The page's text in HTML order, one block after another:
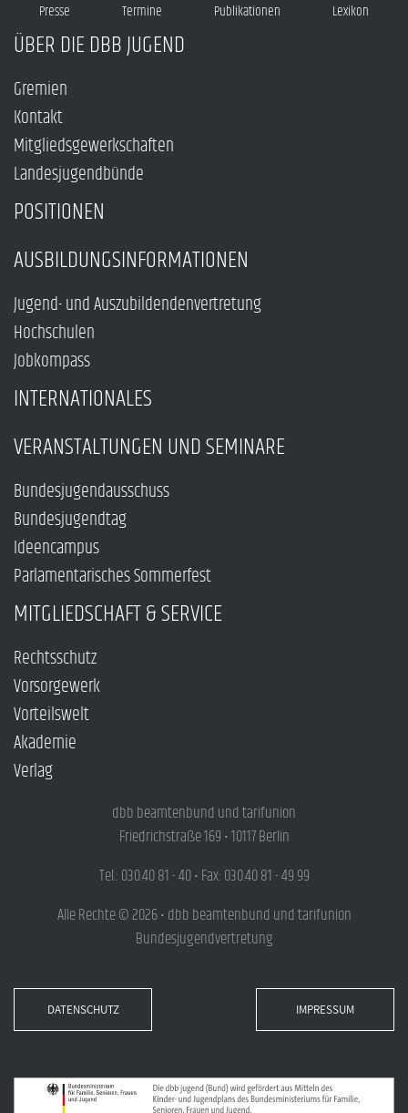
Presse Termine Publikationen Lexikon
ÜBER DIE DBB JUGEND
Gremien
Kontakt
Mitgliedsgewerkschaften
Landesjugendbünde
POSITIONEN
AUSBILDUNGSINFORMATIONEN
Jugend- und Auszubildendenvertretung
Hochschulen
Jobkompass
INTERNATIONALES
VERANSTALTUNGEN UND SEMINARE
Bundesjugendausschuss
Bundesjugendtag
Ideencampus
Parlamentarisches Sommerfest
MITGLIEDSCHAFT & SERVICE
Rechtsschutz
Vorsorgewerk
Vorteilswelt
Akademie
Verlag
dbb beamtenbund und tarifunion
Friedrichstraße 169 • 10117 Berlin
Tel.: 030.40 81 - 40 • Fax: 030.40 81 - 49 99
Alle Rechte © 2026 • dbb beamtenbund und tarifunion
Bundesjugendvertretung
DATENSCHUTZ IMPRESSUM